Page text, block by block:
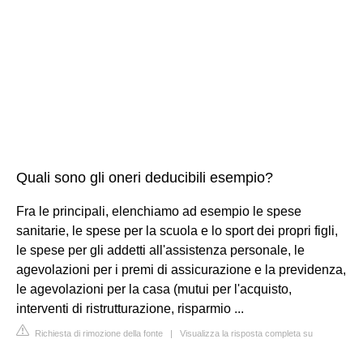
Quali sono gli oneri deducibili esempio?
Fra le principali, elenchiamo ad esempio le spese
sanitarie, le spese per la scuola e lo sport dei propri figli,
le spese per gli addetti all'assistenza personale, le
agevolazioni per i premi di assicurazione e la previdenza,
le agevolazioni per la casa (mutui per l'acquisto,
interventi di ristrutturazione, risparmio ...
Richiesta di rimozione della fonte | Visualizza la risposta completa su